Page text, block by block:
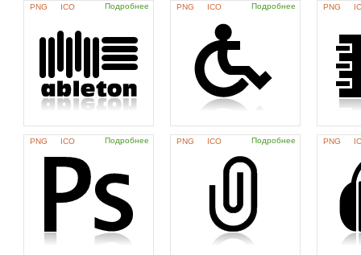
PNG ICO Подробнее PNG ICO Подробнее PNG
PNG ICO Подробнее PNG ICO Подробнее PNG